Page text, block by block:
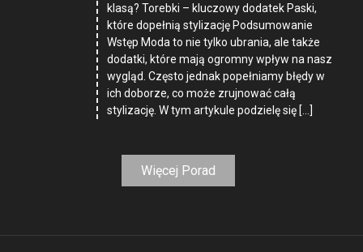
klasą? Torebki – kluczowy dodatek Paski,
które dopełnią stylizację Podsumowanie
Wstęp Moda to nie tylko ubrania, ale także
dodatki, które mają ogromny wpływ na nasz
wygląd. Często jednak popełniamy błędy w
ich doborze, co może zrujnować całą
stylizację. W tym artykule podzielę się […]
Więcej Porad